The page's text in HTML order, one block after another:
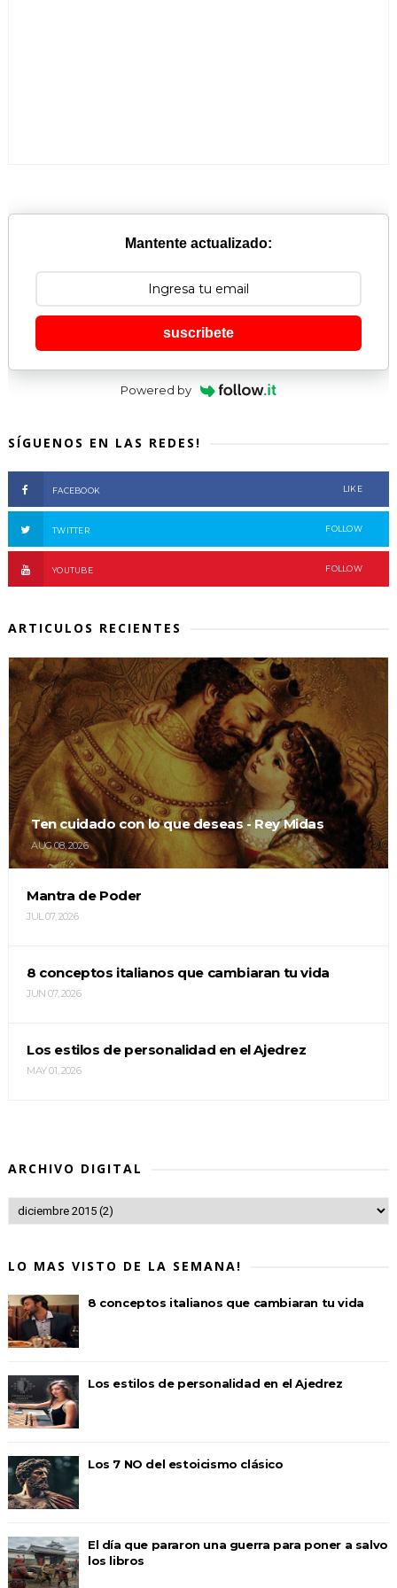
Mantente actualizado:
suscribete
Powered by
SÍGUENOS EN LAS REDES!
FACEBOOK LIKE
TWITTER FOLLOW
YOUTUBE FOLLOW
ARTICULOS RECIENTES
Ten cuidado con lo que deseas - Rey Midas
AUG 08, 2026
Mantra de Poder
JUL 07, 2026
8 conceptos italianos que cambiaran tu vida
JUN 07, 2026
Los estilos de personalidad en el Ajedrez
MAY 01, 2026
ARCHIVO DIGITAL
LO MAS VISTO DE LA SEMANA!
8 conceptos italianos que cambiaran tu vida
Los estilos de personalidad en el Ajedrez
Los 7 NO del estoicismo clásico
El día que pararon una guerra para poner a salvo
los libros